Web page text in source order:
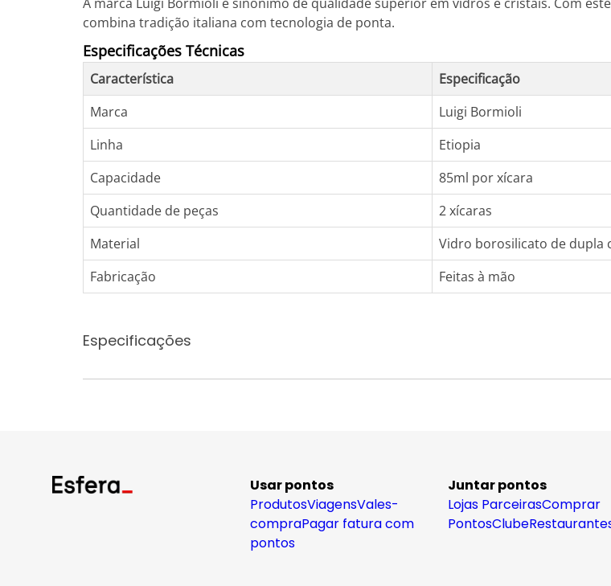
combina tradição italiana com tecnologia de ponta.
Especificações Técnicas
Característica
Especificação
Marca
Luigi Bormioli
Linha
Etiopia
Capacidade
85ml por xícara
Quantidade de peças
2 xícaras
Material
Vidro borosilicato de dupla
Fabricação
Feitas à mão
Especificações
Usar pontos
ProdutosViagensVales-
compraPagar fatura com
pontos
Juntar pontos
Lojas ParceirasComprar
PontosClube